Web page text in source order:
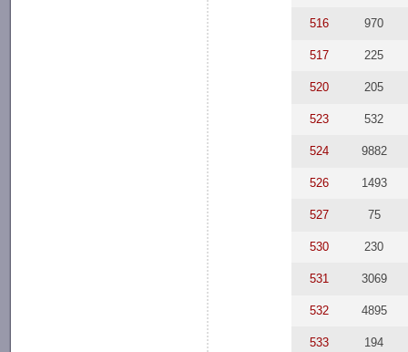
516 970
517 225
520 205
523 532
524 9882
526 1493
527 75
530 230
531 3069
532 4895
533 194